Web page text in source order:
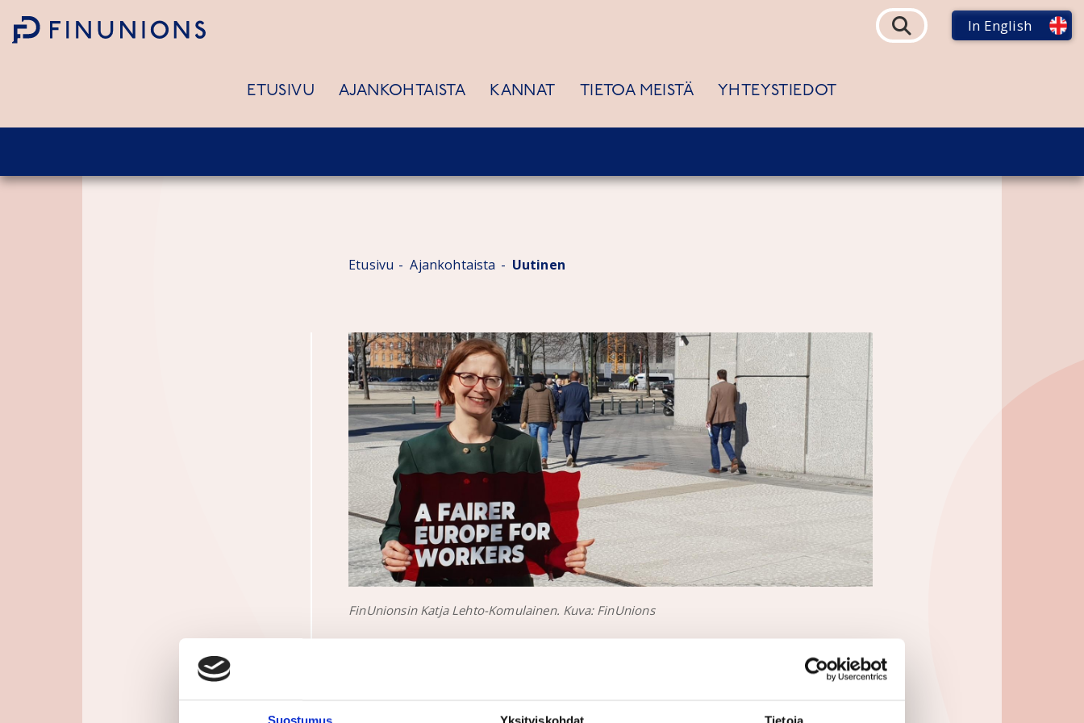
In English
ETUSIVU AJANKOHTAISTA KANNAT TIETOA MEISTÄ YHTEYSTIEDOT
Etusivu Ajankohtaista Uutinen
FinUnionsin Katja Lehto-Komulainen. Kuva: FinUnions
KATJA LEHTO-KOMULAINEN APPOINTED
AS FINUNIONS’ NEW DIRECTOR